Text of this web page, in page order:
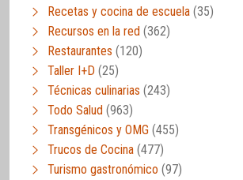
Recetas y cocina de escuela (35)
Recursos en la red (362)
Restaurantes (120)
Taller I+D (25)
Técnicas culinarias (243)
Todo Salud (963)
Transgénicos y OMG (455)
Trucos de Cocina (477)
Turismo gastronómico (97)